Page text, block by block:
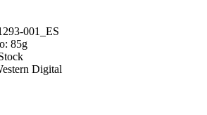
001_ES
85g
Digital